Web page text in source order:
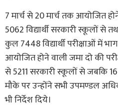
7 मार्च से 20 मार्च तक आयोजित
5062 विद्यार्थी सरकारी स्कूलों से
कुल 7448 विद्यार्थी परीक्षाओं में
आयोजित होने वाली जमा दो की
से 5211 सरकारी स्कूलों से जबकि
मौके पर उन्होंने सभी उपमण्डल
भी निर्देश दिये।